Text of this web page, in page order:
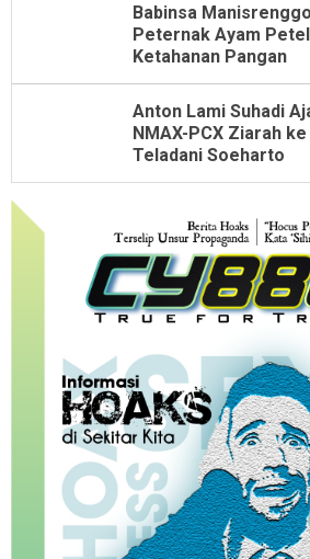
Babinsa
Peternak Ayam
Ketahanan Pangan
Anton Lami Suhadi
NMAX-PCX Ziarah
Teladani Soeharto